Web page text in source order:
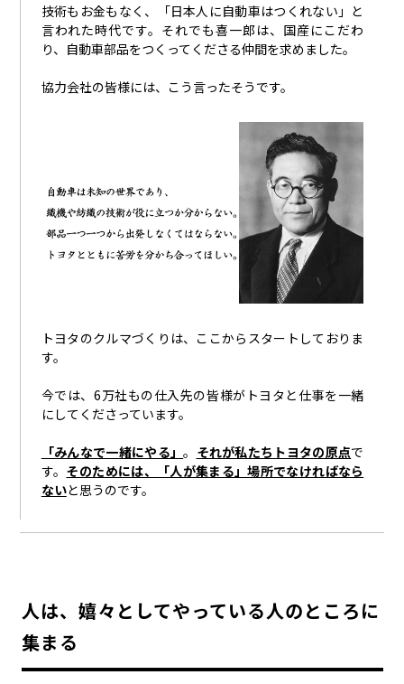
技術もお金もなく、「日本人に自動車はつくれない」と
言われた時代です。それでも喜一郎は、国産にこだわ
り、自動車部品をつくってくださる仲間を求めました。
協力会社の皆様には、こう言ったそうです。
トヨタのクルマづくりは、ここからスタートしておりま
す。
今では、6万社もの仕入先の皆様がトヨタと仕事を一緒
にしてくださっています。
「みんなで一緒にやる」。 それが私たちトヨタの原点で
す。 そのためには、「人が集まる」場所でなければなら
ないと思うのです。
人は、嬉々としてやっている人のところに
集まる